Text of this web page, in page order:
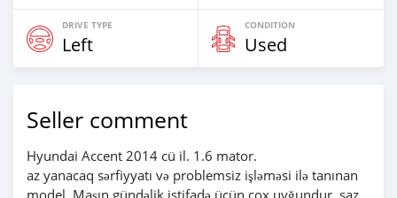
DRIVE TYPE
Left
CONDITION
Used
Seller comment
Hyundai Accent 2014 cü il. 1.6 mator.
az yanacaq sərfiyyatı və problemsiz işləməsi ilə tanınan